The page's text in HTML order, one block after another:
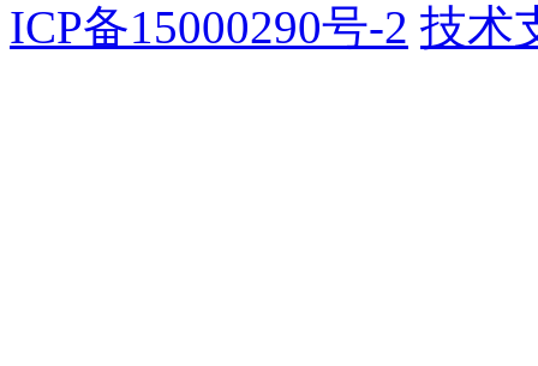
ICP备15000290号-2 技术